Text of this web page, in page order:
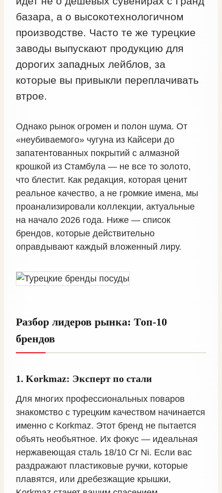
базара, а о высокотехнологичном
производстве. Часто те же турецкие
заводы выпускают продукцию для
дорогих западных лейблов, за
которые вы привыкли переплачивать
втрое.
Однако рынок огромен и полон шума. От
«неубиваемого» чугуна из Кайсери до
запатентованных покрытий с алмазной
крошкой из Стамбула — не все то золото,
что блестит. Как редакция, которая ценит
реальное качество, а не громкие имена, мы
проанализировали коллекции, актуальные
на начало 2026 года. Ниже — список
брендов, которые действительно
оправдывают каждый вложенный лиру.
Разбор лидеров рынка: Топ-10
брендов
1. Korkmaz: Эксперт по стали
Для многих профессиональных поваров
знакомство с турецким качеством начинается
именно с Korkmaz. Этот бренд не пытается
объять необъятное. Их фокус — идеальная
нержавеющая сталь 18/10 Cr Ni. Если вас
раздражают пластиковые ручки, которые
плавятся, или дребезжащие крышки,